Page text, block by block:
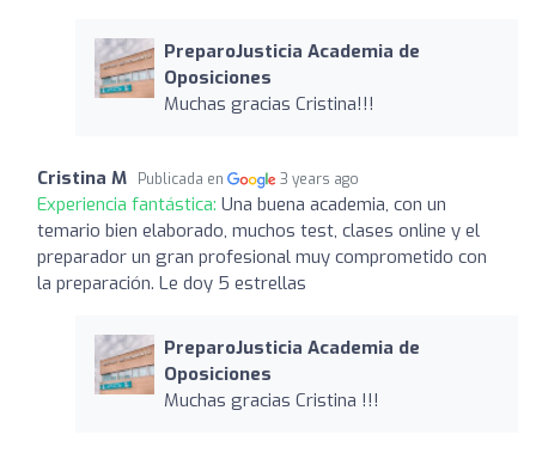
PreparoJusticia Academia de
Oposiciones
Muchas gracias Cristina!!!
Cristina M Publicada en 3 years ago
Experiencia fantástica: Una buena academia, con un
temario bien elaborado, muchos test, clases online y el
preparador un gran profesional muy comprometido con
la preparación. Le doy 5 estrellas
PreparoJusticia Academia de
Oposiciones
Muchas gracias Cristina !!!